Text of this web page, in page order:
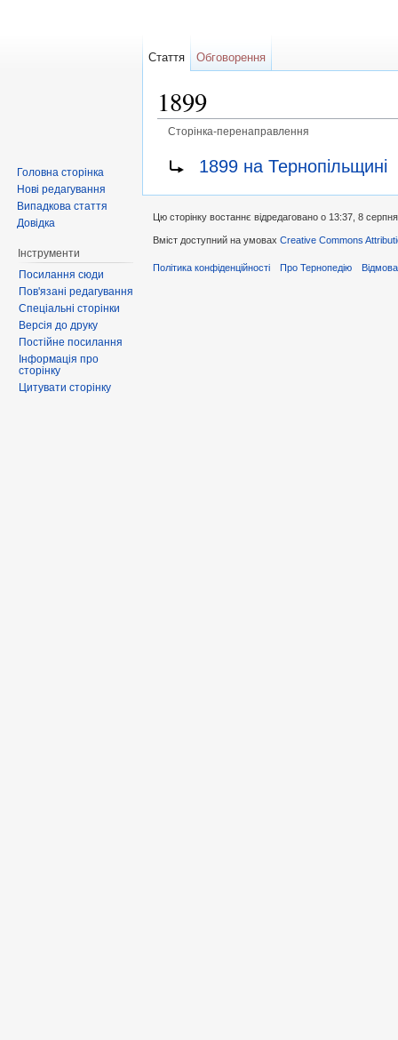
1899
Сторінка-перенаправлення
Перенаправити на:
1899 на Тернопільщині
Стаття Обговорення
Головна сторінка
Нові редагування
Випадкова стаття
Довідка
Інструменти
Посилання сюди
Пов'язані редагування
Спеціальні сторінки
Версія до друку
Постійне посилання
Інформація про
сторінку
Цитувати сторінку
Цю сторінку востаннє відредаговано о 13:37, 8
Вміст доступний на умовах Creative Commons
Політика конфіденційності Про Тернопедію Відмова